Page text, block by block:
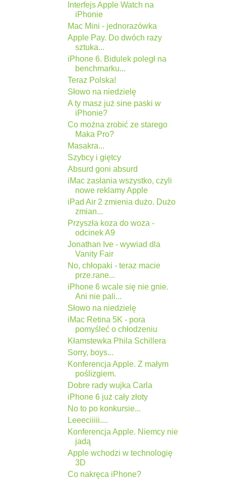
Interfejs Apple Watch na
iPhonie
Mac Mini - jednorazówka
Apple Pay. Do dwóch razy
sztuka...
iPhone 6. Bidulek poległ na
benchmarku...
Teraz Polska!
Słowo na niedzielę
A ty masz już sine paski w
iPhonie?
Co można zrobić ze starego
Maka Pro?
Masakra...
Szybcy i giętcy
Absurd goni absurd
iMac zasłania wszystko, czyli
nowe reklamy Apple
iPad Air 2 zmienia dużo. Dużo
zmian...
Przyszła koza do woza -
odcinek A9
Jonathan Ive - wywiad dla
Vanity Fair
No, chłopaki - teraz macie
prze.rane...
iPhone 6 wcale się nie gnie.
Ani nie pali...
Słowo na niedzielę
iMac Retina 5K - pora
pomyśleć o chłodzeniu
Kłamstewka Phila Schillera
Sorry, boys...
Konferencja Apple. Z małym
poślizgiem.
Dobre rady wujka Carla
iPhone 6 już cały złoty
No to po konkursie...
Leeeciiiii....
Konferencja Apple. Niemcy nie
jadą
Apple wchodzi w technologię
3D
Co nakręca iPhone?